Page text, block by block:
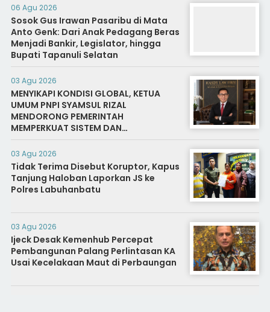
06 Agu 2026
Sosok Gus Irawan Pasaribu di Mata
Anto Genk: Dari Anak Pedagang Beras
Menjadi Bankir, Legislator, hingga
Bupati Tapanuli Selatan
03 Agu 2026
MENYIKAPI KONDISI GLOBAL, KETUA
UMUM PNPI SYAMSUL RIZAL
MENDORONG PEMERINTAH
MEMPERKUAT SISTEM DAN
INFRASTRUKTUR INTELIJEN NEGARA
03 Agu 2026
Tidak Terima Disebut Koruptor, Kapus
Tanjung Haloban Laporkan JS ke
Polres Labuhanbatu
03 Agu 2026
Ijeck Desak Kemenhub Percepat
Pembangunan Palang Perlintasan KA
Usai Kecelakaan Maut di Perbaungan